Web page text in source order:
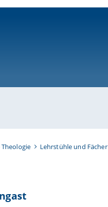
Lehrstühle und Fächer